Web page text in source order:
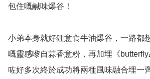
包住嘅鹹味爆谷！
小弟本身就好鍾意食牛油爆谷，一路都
嘅靈感嚟自蒜香意粉，再加埋《
咗好多次終於成功將兩種風味融合埋一